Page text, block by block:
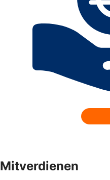
Mitverdienen